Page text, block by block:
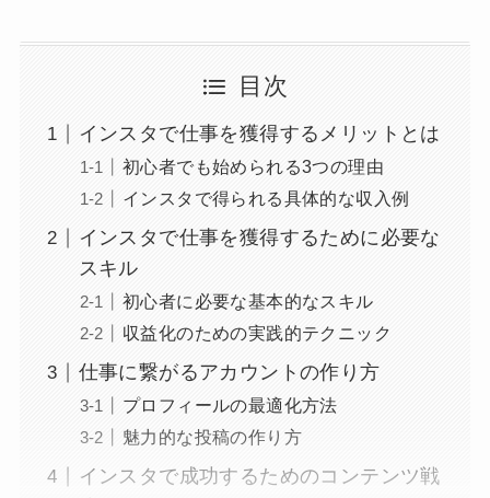
目次
インスタで仕事を獲得するメリットとは
初心者でも始められる3つの理由
インスタで得られる具体的な収入例
インスタで仕事を獲得するために必要な
スキル
初心者に必要な基本的なスキル
収益化のための実践的テクニック
仕事に繋がるアカウントの作り方
プロフィールの最適化方法
魅力的な投稿の作り方
インスタで成功するためのコンテンツ戦